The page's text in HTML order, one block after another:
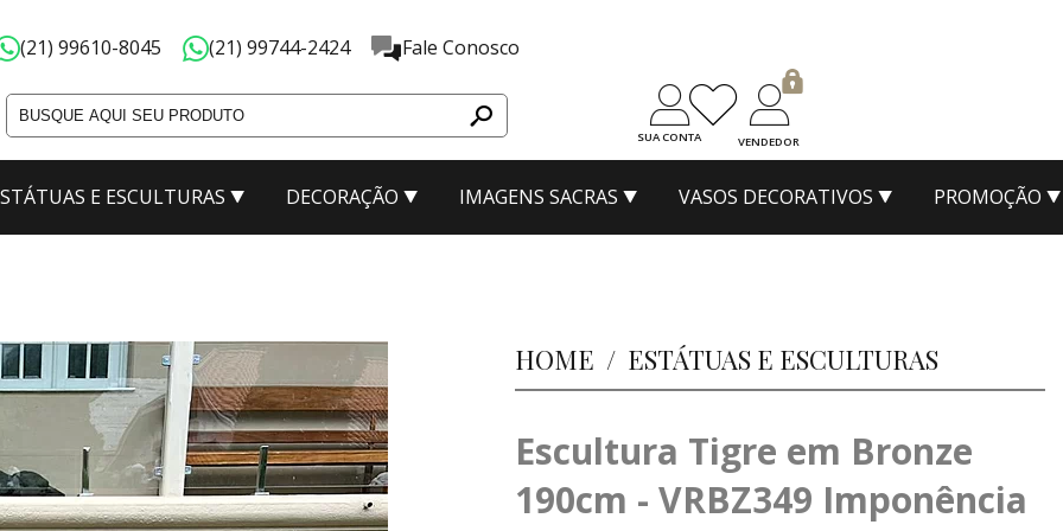
(21) 99610-8045 (21) 99744-2424 Fale Conosco
SUA CONTA VENDEDOR
E ESCULTURAS DECORAÇÃO IMAGENS SACRAS VASOS DECORATIVOS PROMOÇÃO
HOME / ESTÁTUAS E ESCULTURAS
Escultura Tigre em Bronze
190cm - VRBZ349 Imponência